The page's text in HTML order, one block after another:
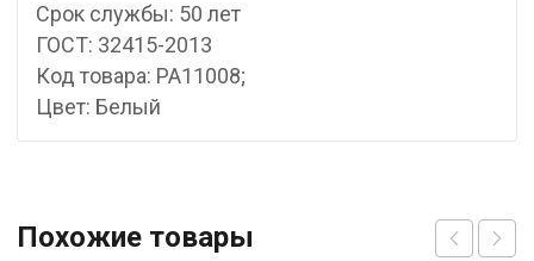
Срок службы: 50 лет
ГОСТ: 32415-2013
Код товара: PA11008;
Цвет: Белый
Похожие товары